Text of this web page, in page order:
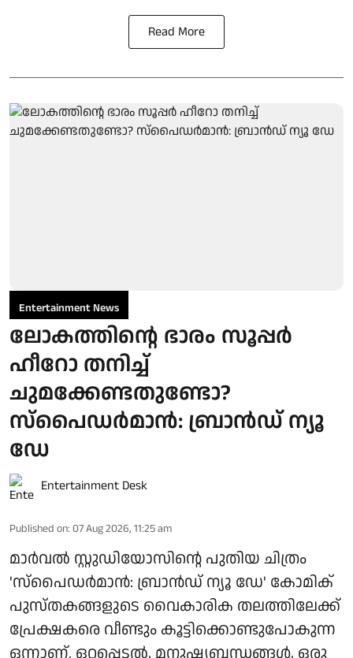
Read More
Entertainment News
ലോകത്തിന്റെ ഭാരം സൂപ്പർ
ഹീറോ തനിച്ച്
ചുമക്കേണ്ടതുണ്ടോ?
സ്പൈഡർമാൻ: ബ്രാൻഡ് ന്യൂ
ഡേ
Entertainment Desk
Published on: 07 Aug 2026, 11:25 am
മാർവൽ സ്റ്റുഡിയോസിന്റെ പുതിയ ചിത്രം
'സ്പൈഡർമാൻ: ബ്രാൻഡ് ന്യൂ ഡേ' കോമിക്
പുസ്തകങ്ങളുടെ വൈകാരിക തലത്തിലേക്ക്
പ്രേക്ഷകരെ വീണ്ടും കൂട്ടിക്കൊണ്ടുപോകുന്ന